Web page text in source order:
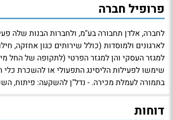
פרופיל חברה
לחברה, אלדן תחבורה בע"מ, ולחברות הבנות שלה
לארגונים ולמוסדות (כולל שירותים כגון אחזקה,
למגזר העסקי והן למגזר הפרטי (לתקופה של החל
שימשו לפעילות הליסינג התפעולי או להשכרת
בתמורה לעמלת מכירה. - נדל"ן להשקעה: פיתוח,
דוחות